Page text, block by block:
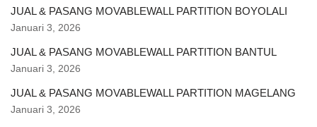
JUAL & PASANG MOVABLEWALL PARTITION BOYOLALI
Januari 3, 2026
JUAL & PASANG MOVABLEWALL PARTITION BANTUL
Januari 3, 2026
JUAL & PASANG MOVABLEWALL PARTITION MAGELANG
Januari 3, 2026